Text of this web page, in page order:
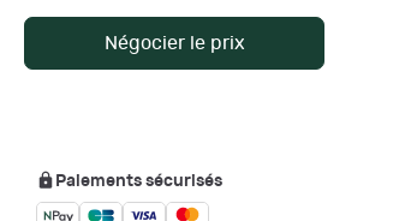
Négocier le prix
Paiements sécurisés